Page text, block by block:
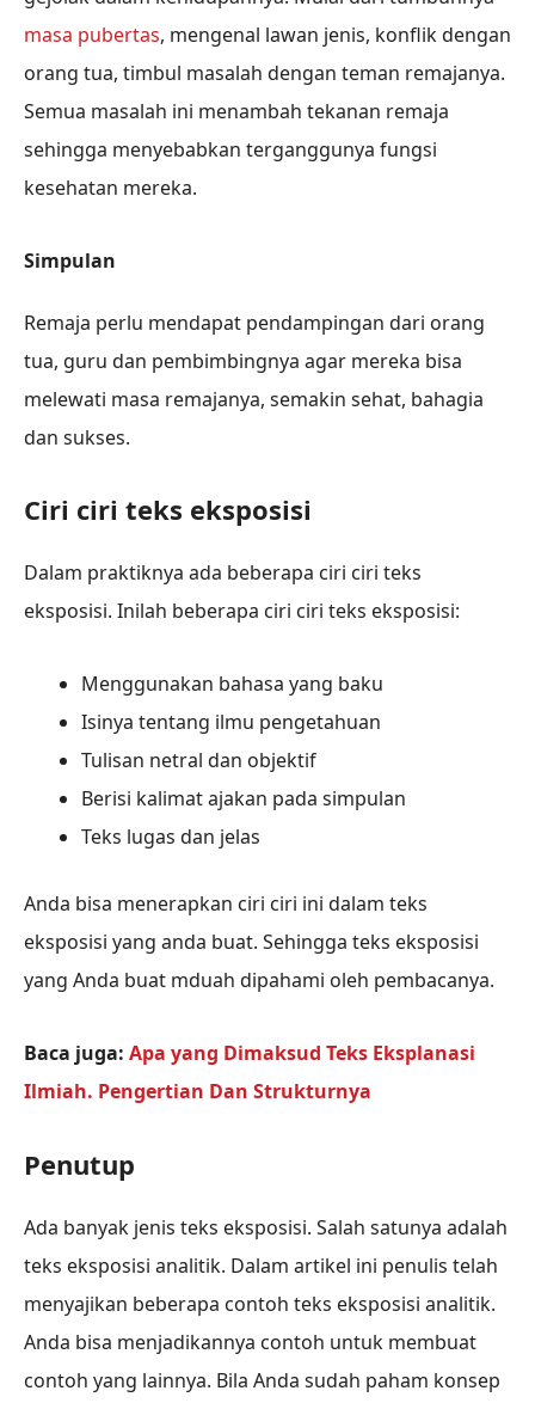
masa pubertas, mengenal lawan jenis, konflik dengan
orang tua, timbul masalah dengan teman remajanya.
Semua masalah ini menambah tekanan remaja
sehingga menyebabkan terganggunya fungsi
kesehatan mereka.
Simpulan
Remaja perlu mendapat pendampingan dari orang
tua, guru dan pembimbingnya agar mereka bisa
melewati masa remajanya, semakin sehat, bahagia
dan sukses.
Ciri ciri teks eksposisi
Dalam praktiknya ada beberapa ciri ciri teks
eksposisi. Inilah beberapa ciri ciri teks eksposisi:
Menggunakan bahasa yang baku
Isinya tentang ilmu pengetahuan
Tulisan netral dan objektif
Berisi kalimat ajakan pada simpulan
Teks lugas dan jelas
Anda bisa menerapkan ciri ciri ini dalam teks
eksposisi yang anda buat. Sehingga teks eksposisi
yang Anda buat mduah dipahami oleh pembacanya.
Baca juga: Apa yang Dimaksud Teks Eksplanasi
Ilmiah. Pengertian Dan Strukturnya
Penutup
Ada banyak jenis teks eksposisi. Salah satunya adalah
teks eksposisi analitik. Dalam artikel ini penulis telah
menyajikan beberapa contoh teks eksposisi analitik.
Anda bisa menjadikannya contoh untuk membuat
contoh yang lainnya. Bila Anda sudah paham konsep